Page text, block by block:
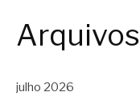
Arquivos
julho 2026